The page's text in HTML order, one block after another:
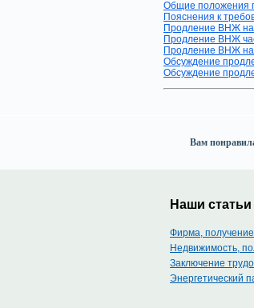
Общие положения
Пояснения к
Продление ВНЖ на
Продление ВНЖ
Продление ВНЖ на
Обсуждение
Обсуждение
Вам
Наши статьи
Фирма,
Недвижимость,
Заключение
Энергетический